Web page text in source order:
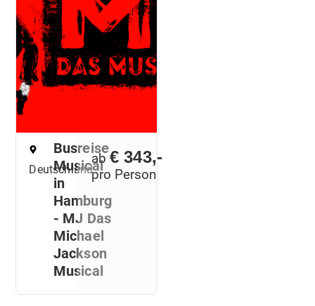
Deutschland
Busreise
Musical
in
Hamburg
- MJ Das
Michael
Jackson
Musical
ab€ 343,-
pro Person